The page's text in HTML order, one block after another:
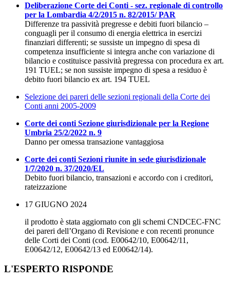
Deliberazione Corte dei Conti - sez. regionale di controllo
per la Lombardia 4/2/2015 n. 82/2015/ PAR
Differenze tra passività pregresse e debiti fuori bilancio –
conguagli per il consumo di energia elettrica in esercizi
finanziari differenti; se sussiste un impegno di spesa di
competenza insufficiente si integra anche con variazione di
bilancio e costituisce passività pregressa con procedura ex art.
191 TUEL; se non sussiste impegno di spesa a residuo è
debito fuori bilancio ex art. 194 TUEL
Selezione dei pareri delle sezioni regionali della Corte dei
Conti anni 2005-2009
Corte dei conti Sezione giurisdizionale per la Regione
Umbria 25/2/2022 n. 9
Danno per omessa transazione vantaggiosa
Corte dei conti Sezioni riunite in sede giurisdizionale
1/7/2020 n. 37/2020/EL
Debito fuori bilancio, transazioni e accordo con i creditori,
rateizzazione
17 GIUGNO 2024
il prodotto è stata aggiornato con gli schemi CNDCEC-FNC
dei pareri dell’Organo di Revisione e con recenti pronunce
delle Corti dei Conti (cod. E00642/10, E00642/11,
E00642/12, E00642/13 ed E00642/14).
L'ESPERTO RISPONDE